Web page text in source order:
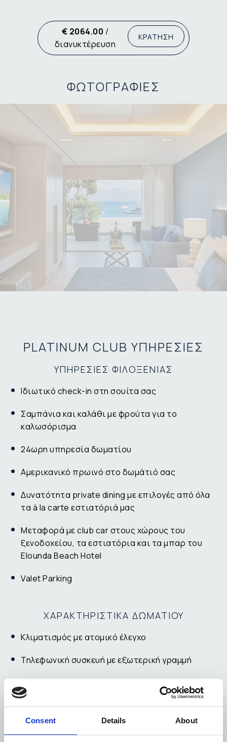
Consent Details About
€ 2064.00 /
διανυκτέρευση
ΚΡΑΤΗΣΗ
ΦΩΤΟΓΡΑΦΙΕΣ
PLATINUM CLUB ΥΠΗΡΕΣΙΕΣ
ΥΠΗΡΕΣΙΕΣ ΦΙΛΟΞΕΝΙΑΣ
Ιδιωτικό check-in στη σουίτα σας
Σαμπάνια και καλάθι με φρούτα για το
καλωσόρισμα
24ωρη υπηρεσία δωματίου
Αμερικανικό πρωινό στο δωμάτιό σας
Δυνατότητα private dining με επιλογές από όλα
τα à la carte εστιατόριά μας
Μεταφορά με club car στους χώρους του
ξενοδοχείου, τα εστιατόρια και τα μπαρ του
Elounda Beach Hotel
Valet Parking
ΧΑΡΑΚΤΗΡΙΣΤΙΚΑ ΔΩΜΑΤΙΟΥ
Κλιματισμός με ατομικό έλεγχο
Τηλεφωνική συσκευή με εξωτερική γραμμή
ΡΥΘΜΙΣΕΙΣ ΙΔΙΩΤΙΚΗΣ ΠΙΣΙΝΑΣ